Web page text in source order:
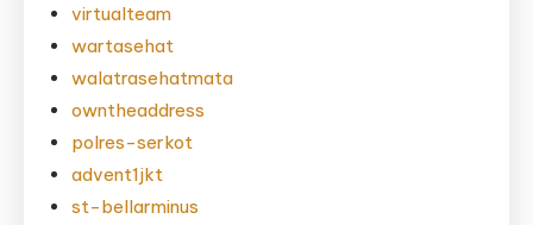
virtualteam
wartasehat
walatrasehatmata
owntheaddress
polres-serkot
advent1jkt
st-bellarminus